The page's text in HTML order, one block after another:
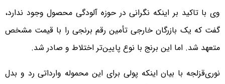
وی با تاکید بر اینکه نگرانی در حوزه آلودگی محصول وجود ندارد،
گفت که یک بازرگان خارجی تأمین رقم برنجی را با قیمت مشخص
متعهد شد. اما این برنج با نوع پایین‌تر اختلاط و صادر شد.
نوری‌قزلجه با بیان اینکه پولی برای این محموله وارداتی رد و بدل